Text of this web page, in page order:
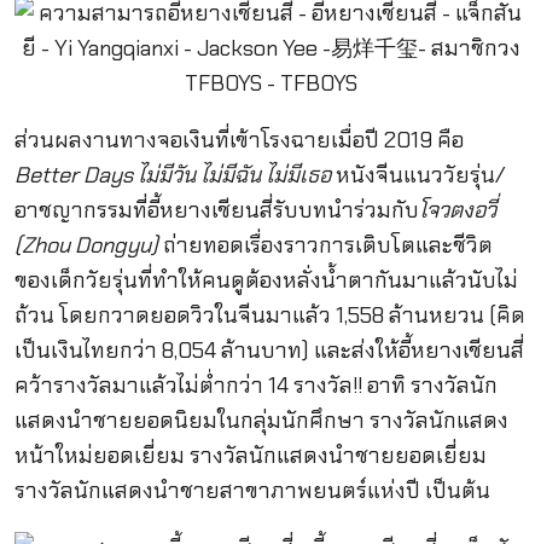
ส่วนผลงานทางจอเงินที่เข้าโรงฉายเมื่อปี 2019 คือ
Better Days ไม่มีวัน ไม่มีฉัน ไม่มีเธอหนังจีนแนววัยรุ่น/
อาชญากรรมที่อี้หยางเชียนสี่รับบทนำร่วมกับโจวตงอวี่
(Zhou Dongyu)ถ่ายทอดเรื่องราวการเติบโตและชีวิต
ของเด็กวัยรุ่นที่ทำให้คนดูต้องหลั่งน้ำตากันมาแล้วนับไม่
ถ้วน โดยกวาดยอดวิวในจีนมาแล้ว 1,558 ล้านหยวน (คิด
เป็นเงินไทยกว่า 8,054 ล้านบาท) และส่งให้อี้หยางเชียนสี่
คว้ารางวัลมาแล้วไม่ต่ำกว่า 14 รางวัล!! อาทิ รางวัลนัก
แสดงนำชายยอดนิยมในกลุ่มนักศึกษา รางวัลนักแสดง
หน้าใหม่ยอดเยี่ยม รางวัลนักแสดงนำชายยอดเยี่ยม
รางวัลนักแสดงนำชายสาขาภาพยนตร์แห่งปี เป็นต้น